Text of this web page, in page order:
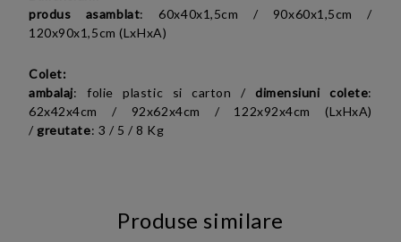
produs asamblat:60x40x1,5cm / 90x60x1,5cm /
120x90x1,5cm (LxHxA)
Colet:
ambalaj: folie plastic si carton / dimensiuni colete:
62x42x4cm / 92x62x4cm / 122x92x4cm (LxHxA)
/greutate: 3 / 5 / 8 Kg
Produse similare